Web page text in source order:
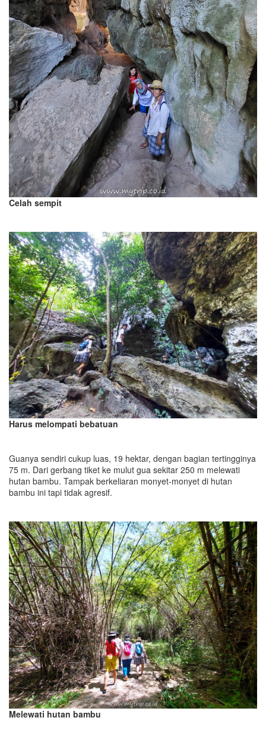
Celah sempit
Harus melompati bebatuan
Guanya sendiri cukup luas, 19 hektar, dengan bagian tertingginya
75 m. Dari gerbang tiket ke mulut gua sekitar 250 m melewati
hutan bambu. Tampak berkeliaran monyet-monyet di hutan
bambu ini tapi tidak agresif.
Melewati hutan bambu